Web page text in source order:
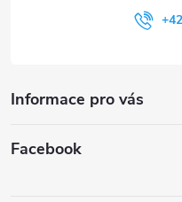
Informace pro vás
Facebook